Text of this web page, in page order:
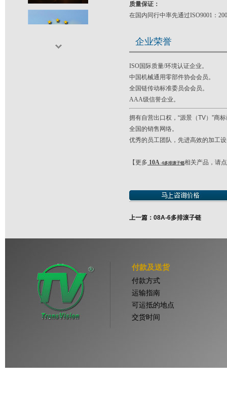
质量保证：
在国内同行中率先通过ISO9001：
企业荣誉
ISO国际质量/环境认证企业。
中国机械通用零部件协会会员。
全国链传动标准委员会会员。
AAA级信誉企业。
拥有自营出口权，“源景（TV）”商
全国的销售网络。
优秀的员工团队，先进高效的加工
【更多 10A -6多排滚子链相关产品，请
上一篇：08A-6多排滚子链
付款及送货
付款方式
运输指南
可运抵的地点
交货时间